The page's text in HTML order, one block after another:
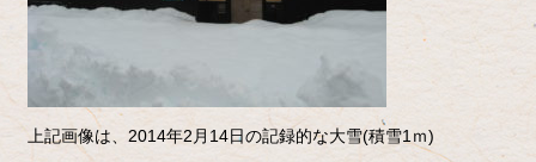
上記画像は、2014年2月14日の記録的な大雪(積雪1ｍ)